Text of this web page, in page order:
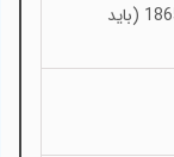
دو عدد باتری 21700 یا 18650 (باید